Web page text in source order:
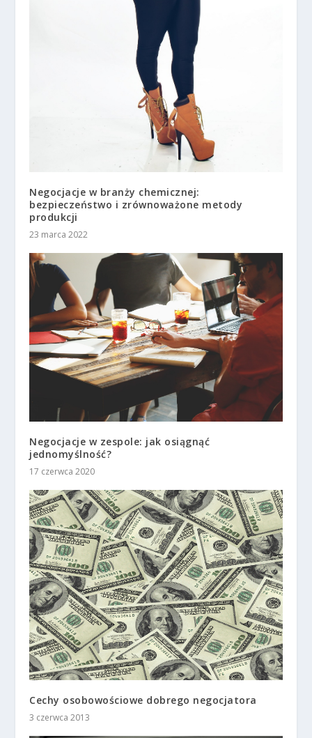
Negocjacje w branży chemicznej:
bezpieczeństwo i zrównoważone metody
produkcji
23 marca 2022
Negocjacje w zespole: jak osiągnąć
jednomyślność?
17 czerwca 2020
Cechy osobowościowe dobrego negocjatora
3 czerwca 2013